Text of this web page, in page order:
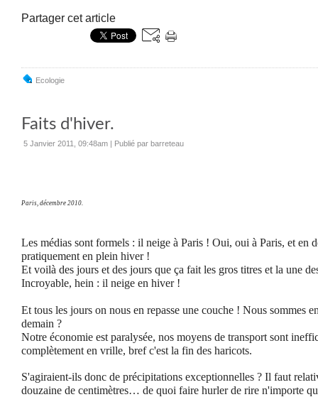
Partager cet article
Ecologie
Faits d'hiver.
5 Janvier 2011, 09:48am | Publié par barreteau
Paris, décembre 2010.
Les médias sont formels : il neige à Paris ! Oui, oui à Paris, et en
pratiquement en plein hiver !
Et voilà des jours et des jours que ça fait les gros titres et la une
Incroyable, hein : il neige en hiver !
Et tous les jours on nous en repasse une couche ! Nous sommes
demain ?
Notre économie est paralysée, nos moyens de transport sont
complètement en vrille, bref c'est la fin des haricots.
S'agiraient-ils donc de précipitations exceptionnelles ? Il faut
douzaine de centimètres… de quoi faire hurler de rire n'importe